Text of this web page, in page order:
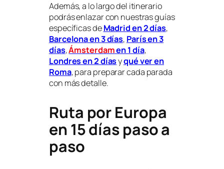
Además, a lo largo del itinerario
podrás enlazar con nuestras guías
específicas deMadrid en 2 días,
Barcelona en 3 días, París en 3
días,Ámsterdamen 1 día,
Londres en 2 díasyqué ver en
Roma, para preparar cada parada
con más detalle.
Ruta por Europa
en 15 días paso a
paso